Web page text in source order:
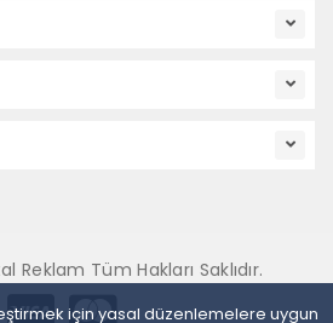
için yasal düzenlemelere uygun
Reklam Tüm Hakları Saklıdır.